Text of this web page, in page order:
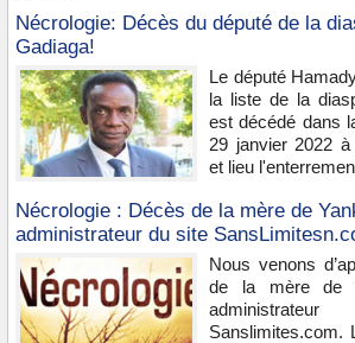
Nécrologie: Décès du député de la
Gadiaga!
Le député
la liste de la
est décédé dans
29 janvier 2022
et lieu
Nécrologie : Décès de la mère de
administrateur du site
Nous venons
de la mère de
Sanslimites.com.